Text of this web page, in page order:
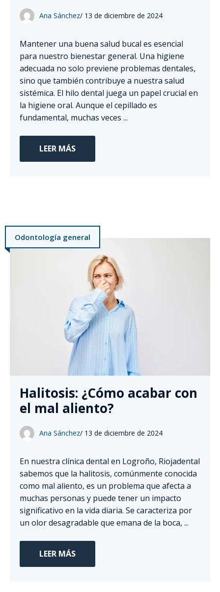
Ana Sánchez/ 13 de diciembre de 2024
Mantener una buena salud bucal es esencial
para nuestro bienestar general. Una higiene
adecuada no solo previene problemas dentales,
sino que también contribuye a nuestra salud
sistémica. El hilo dental juega un papel crucial en
la higiene oral. Aunque el cepillado es
fundamental, muchas veces ...
LEER MÁS
Odontología general
Halitosis: ¿Cómo acabar con
el mal aliento?
Ana Sánchez/ 13 de diciembre de 2024
En nuestra clínica dental en Logroño, Riojadental
sabemos que la halitosis, comúnmente conocida
como mal aliento, es un problema que afecta a
muchas personas y puede tener un impacto
significativo en la vida diaria. Se caracteriza por
un olor desagradable que emana de la boca, ...
LEER MÁS